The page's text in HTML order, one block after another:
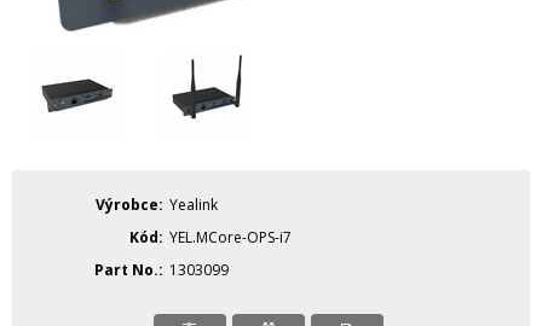
Výrobce Yealink
Kód YEL.MCore-OPS-i7
Part No.
1303099